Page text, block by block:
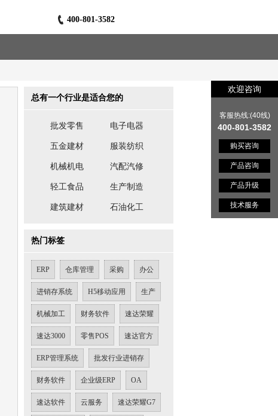
400-801-3582
总有一个行业是适合您的
批发零售 电子电器
五金建材 服装纺织
机械机电 汽配汽修
轻工食品 生产制造
建筑建材 石油化工
热门标签
ERP 仓库管理 采购 办公
进销存系统 H5移动应用 生产
机械加工 财务软件 速达荣耀
速达3000 零售POS 速达官方
ERP管理系统 批发行业进销存
财务软件 企业级ERP OA
速达软件 云服务 速达荣耀G7
欢迎咨询
客服热线:(40线)
400-801-3582
购买咨询
产品咨询
产品升级
技术服务